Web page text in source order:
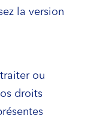
la version
ou
droits